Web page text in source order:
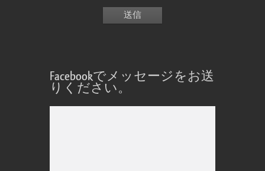
Facebookでメッセージをお送
りください。